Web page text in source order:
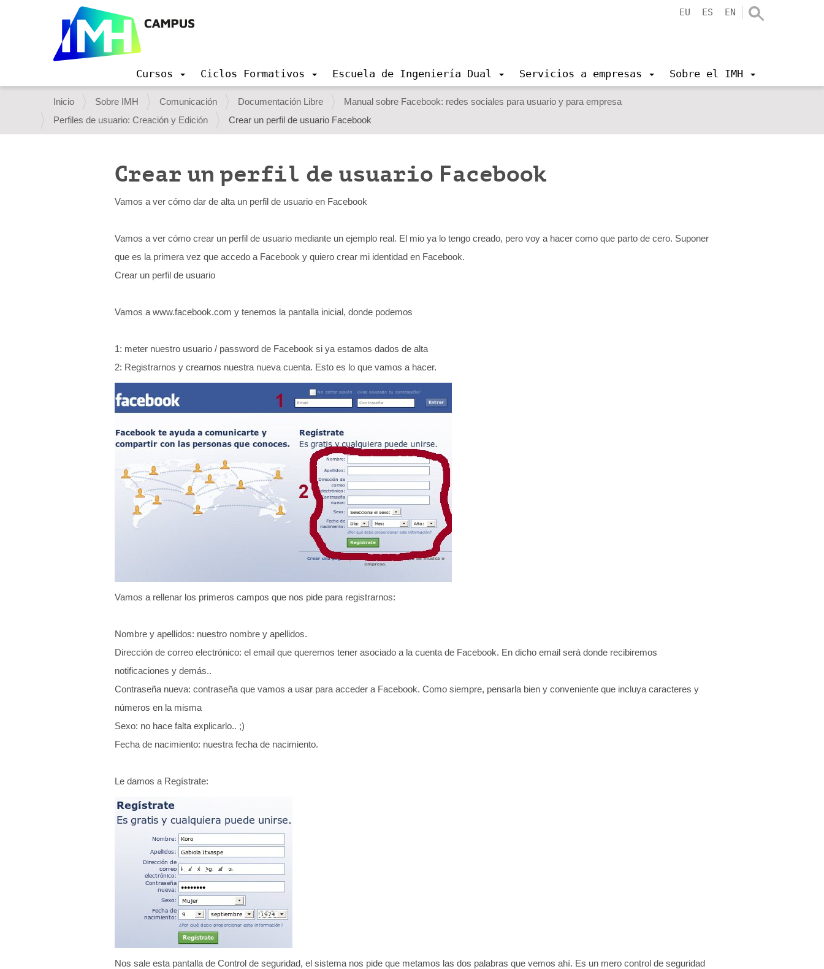
EU ES EN
v
e
g
Cursos Ciclos Formativos Escuela de Ingeniería Dual Servicios a empresas Sobre el IMH
U
s
t
Inicio Sobre IMH Comunicación Documentación Libre
Manual sobre Facebook: redes sociales para usuario y para empresa
Perfiles de usuario: Creación y Edición
Crear un perfil de usuario Facebook
Crear un perfil de usuario Facebook
Vamos a ver cómo dar de alta un perfil de usuario en Facebook
Vamos a ver cómo crear un perfil de usuario mediante un ejemplo real. El mio ya lo tengo creado, pero voy a hacer como que parto de cero. Suponer
que es la primera vez que accedo a Facebook y quiero crear mi identidad en Facebook.
Crear un perfil de usuario
Vamos a www.facebook.com y tenemos la pantalla inicial, donde podemos
1: meter nuestro usuario / password de Facebook si ya estamos dados de alta
2: Registrarnos y crearnos nuestra nueva cuenta. Esto es lo que vamos a hacer.
Vamos a rellenar los primeros campos que nos pide para registrarnos:
Nombre y apellidos: nuestro nombre y apellidos.
Dirección de correo electrónico: el email que queremos tener asociado a la cuenta de Facebook. En dicho email será donde recibiremos
notificaciones y demás..
Contraseña nueva: contraseña que vamos a usar para acceder a Facebook. Como siempre, pensarla bien y conveniente que incluya caracteres y
números en la misma
Sexo: no hace falta explicarlo.. ;)
Fecha de nacimiento: nuestra fecha de nacimiento.
Le damos a Regístrate:
Nos sale esta pantalla de Control de seguridad, el sistema nos pide que metamos las dos palabras que vemos ahí. Es un mero control de seguridad